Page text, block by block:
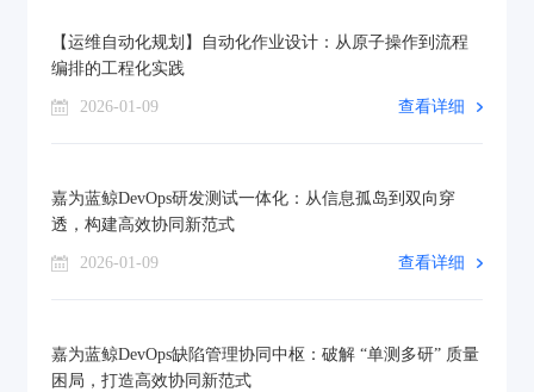
【运维自动化规划】自动化作业设计：从原子操作到流程
编排的工程化实践
2026-01-09 查看详细
嘉为蓝鲸DevOps研发测试一体化：从信息孤岛到双向穿
透，构建高效协同新范式
2026-01-09 查看详细
嘉为蓝鲸DevOps缺陷管理协同中枢：破解 “单测多研” 质量
困局，打造高效协同新范式